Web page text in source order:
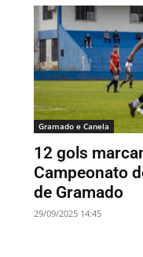
Gramado e Canela
12 gols
Campeonato
de Gramado
29/09/2025 14:45